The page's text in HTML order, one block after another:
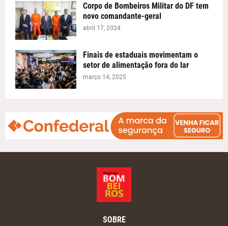
Corpo de Bombeiros Militar do DF tem
novo comandante-geral
abril 17, 2024
Finais de estaduais movimentam o
setor de alimentação fora do lar
março 14, 2025
SOBRE